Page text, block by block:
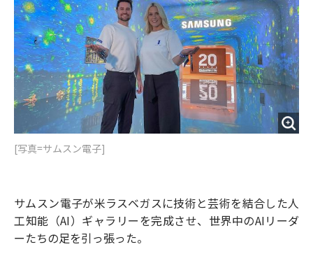
[写真=サムスン電子]
サムスン電子が米ラスベガスに技術と芸術を結合した人
工知能（AI）ギャラリーを完成させ、世界中のAIリーダ
ーたちの足を引っ張った。